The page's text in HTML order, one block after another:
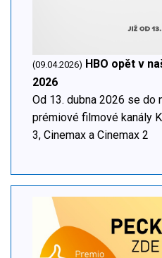
(09.04.2026) HBO opět v
2026
Od 13. dubna 2026 se do
prémiové filmové kanály
3, Cinemax a Cinemax 2